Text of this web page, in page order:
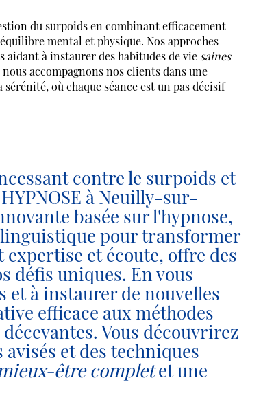
du surpoids en combinant efficacement
mental et physique. Nos approches
à instaurer des habitudes de vie saines
accompagnons nos clients dans une
où chaque séance est un pas décisif
contre le surpoids et
à Neuilly-sur-
basée sur l'hypnose,
pour transformer
et écoute, offre des
défis uniques. En vous
et à instaurer de nouvelles
efficace aux méthodes
Vous découvrirez
et des techniques
être completet une